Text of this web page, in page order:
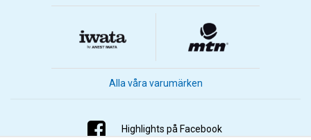
Alla våra varumärken
Highlights på Facebook